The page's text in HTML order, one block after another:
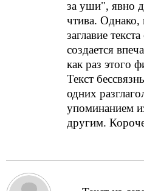
за уши", явно
чтива. Однако,
заглавие
создается
как раз этого
Текст
одних
упоминанием
другим.